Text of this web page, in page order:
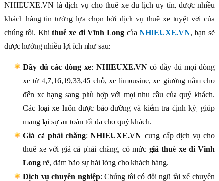
NHIEUXE.VN là dịch vụ cho thuê xe du lịch uy tín, được nhiều
khách hàng tin tưởng lựa chọn bởi dịch vụ thuê xe tuyệt vời của
chúng tôi. Khithuê xe đi Vĩnh LongcủaNHIEUXE.VN, bạn sẽ
được hưởng nhiều lợi ích như sau:
Đầy đủ các dòng xe: NHIEUXE.VNcó đầy đủ mọi dòng
xe từ 4,7,16,19,33,45 chỗ, xe limousine, xe giường nằm cho
đến xe hạng sang phù hợp với mọi nhu cầu của quý khách.
Các loại xe luôn được bảo dưỡng và kiểm tra định kỳ, giúp
mang lại sự an toàn tối đa cho quý khách.
Giá cả phải chăng:NHIEUXE.VN cung cấp dịch vụ cho
thuê xe với giá cả phải chăng, có mức giá thuê xe đi Vĩnh
Long rẻ, đảm bảo sự hài lòng cho khách hàng.
Dịch vụ chuyên nghiệp: Chúng tôi có đội ngũ tài xế chuyên